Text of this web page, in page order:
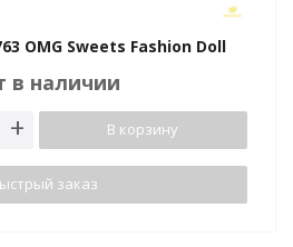
OMG Sweets Fashion Doll
в наличии
В корзину
заказ